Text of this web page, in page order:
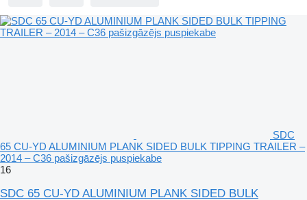
SDC
65 CU-YD ALUMINIUM PLANK SIDED BULK TIPPING TRAILER –
2014 – C36 pašizgāzējs puspiekabe
16
SDC 65 CU-YD ALUMINIUM PLANK SIDED BULK